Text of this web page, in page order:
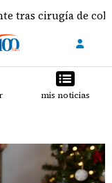
de columna
mis noticias